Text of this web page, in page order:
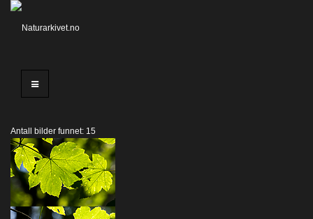
Antall bilder funnet: 15